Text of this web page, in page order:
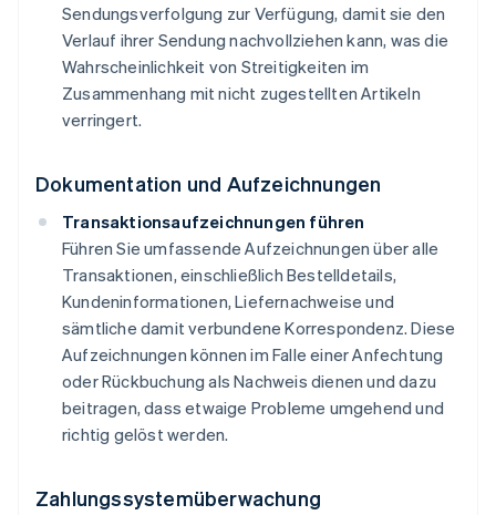
Sendungsverfolgung zur Verfügung, damit sie den
Verlauf ihrer Sendung nachvollziehen kann, was die
Wahrscheinlichkeit von Streitigkeiten im
Zusammenhang mit nicht zugestellten Artikeln
verringert.
Dokumentation und Aufzeichnungen
Transaktionsaufzeichnungen führen
Führen Sie umfassende Aufzeichnungen über alle
Transaktionen, einschließlich Bestelldetails,
Kundeninformationen, Liefernachweise und
sämtliche damit verbundene Korrespondenz. Diese
Aufzeichnungen können im Falle einer Anfechtung
oder Rückbuchung als Nachweis dienen und dazu
beitragen, dass etwaige Probleme umgehend und
richtig gelöst werden.
Zahlungssystemüberwachung